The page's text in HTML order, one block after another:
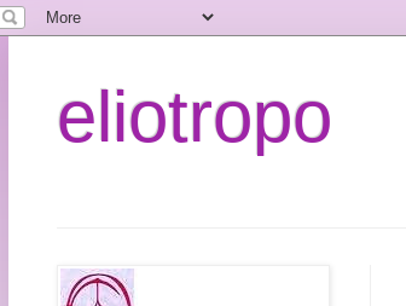
eliotropo